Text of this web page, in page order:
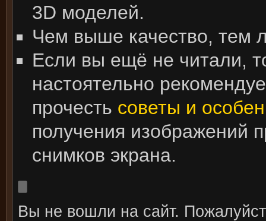
3D моделей.
Чем выше качество, тем
Если вы ещё не читали,
настоятельно
прочесть советы и
получения изображений
снимков экрана.
Вы не вошли на сайт.